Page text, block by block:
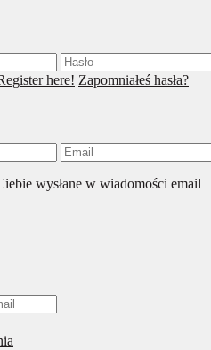
here! Zapomniałeś hasła?
wysłane w wiadomości email